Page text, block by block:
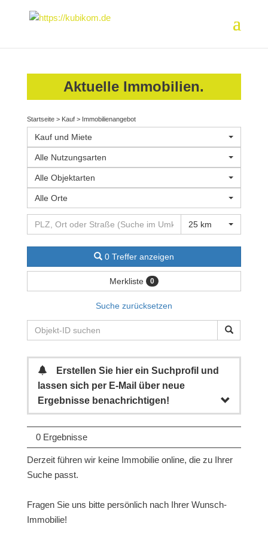
Aktuelle Immobilien.
Startseite> Kauf> Immobilienangebot
Kauf und Miete
Alle Nutzungsarten
Alle Objektarten
Alle Orte
25 km
0 Treffer anzeigen
Merkliste 0
Suche zurücksetzen
Erstellen Sie hier ein Suchprofil und
lassen sich per E-Mail über neue
Ergebnisse benachrichtigen!
0 Ergebnisse
Derzeit führen wir keine Immobilie online, die zu Ihrer
Suche passt.
Fragen Sie uns bitte persönlich nach Ihrer Wunsch-
Immobilie!